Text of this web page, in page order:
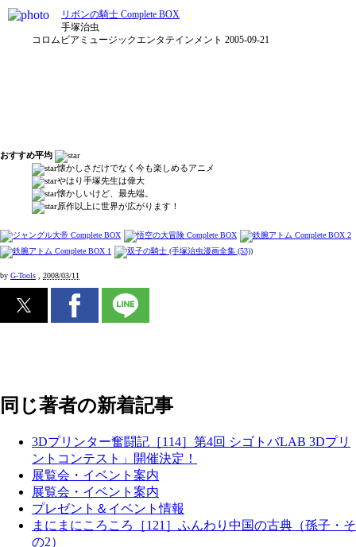
リボンの騎士 Complete BOX
手塚治虫
コロムビアミュージックエンタテインメント 2005-09-21
おすすめ平均
懐かしさだけでなく今も楽しめるアニメ
やはり手塚先生は偉大
懐かしいけど、最先端。
原作以上に世界が広がります！
by G-Tools 2008/03/11
同じ著者の新着記事
3Dプリンター奮闘記［114］第4回 シゴトバLAB 3Dプリ
ントコンテスト」開催決定！
展覧会・イベント案内
展覧会・イベント案内
プレゼント＆イベント情報
まにまにころころ［121］ふんわり中国の古典（孫子・そ
の2）